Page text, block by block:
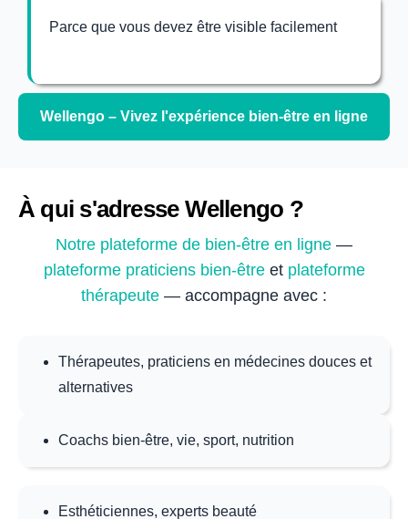
Parce que vous devez être visible facilement
Wellengo – Vivez l'expérience bien-être en ligne
À qui s'adresse Wellengo ?
Notre plateforme de bien-être en ligne —
plateforme praticiens bien-êtreet plateforme
thérapeute — accompagne avec :
Thérapeutes, praticiens en médecines douces et
alternatives
Coachs bien‑être, vie, sport, nutrition
Esthéticiennes, experts beauté